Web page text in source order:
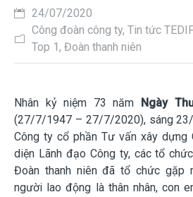
24/07/2020
Công đoàn công ty, Tin tức
Top 1, Đoàn thanh niên
Nhân kỷ niệm 73 năm Ngày
(27/7/1947 – 27/7/2020), sáng
Công ty cổ phần Tư vấn xây dựng
diện Lãnh đạo Công ty, các tổ
Đoàn thanh niên đã tổ chức gặp
người lao động là thân nhân, con